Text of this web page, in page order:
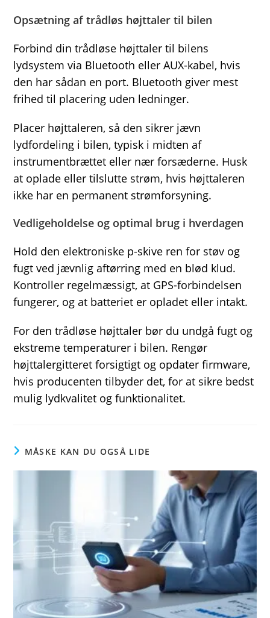
Opsætning af trådløs højttaler til bilen
Forbind din trådløse højttaler til bilens
lydsystem via Bluetooth eller AUX-kabel, hvis
den har sådan en port. Bluetooth giver mest
frihed til placering uden ledninger.
Placer højttaleren, så den sikrer jævn
lydfordeling i bilen, typisk i midten af
instrumentbrættet eller nær forsæderne. Husk
at oplade eller tilslutte strøm, hvis højttaleren
ikke har en permanent strømforsyning.
Vedligeholdelse og optimal brug i hverdagen
Hold den elektroniske p-skive ren for støv og
fugt ved jævnlig aftørring med en blød klud.
Kontroller regelmæssigt, at GPS-forbindelsen
fungerer, og at batteriet er opladet eller intakt.
For den trådløse højttaler bør du undgå fugt og
ekstreme temperaturer i bilen. Rengør
højttalergitteret forsigtigt og opdater firmware,
hvis producenten tilbyder det, for at sikre bedst
mulig lydkvalitet og funktionalitet.
MÅSKE KAN DU OGSÅ LIDE